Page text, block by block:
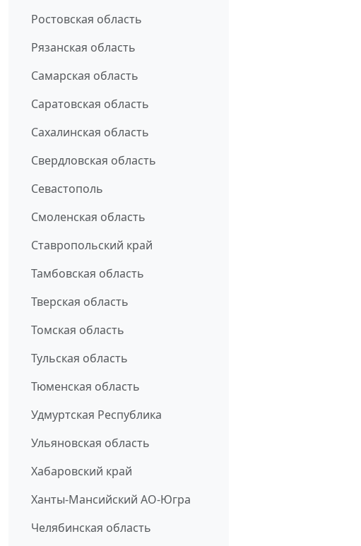
Ростовская область
Рязанская область
Самарская область
Саратовская область
Сахалинская область
Свердловская область
Севастополь
Смоленская область
Ставропольский край
Тамбовская область
Тверская область
Томская область
Тульская область
Тюменская область
Удмуртская Республика
Ульяновская область
Хабаровский край
Ханты-Мансийский АО-Югра
Челябинская область